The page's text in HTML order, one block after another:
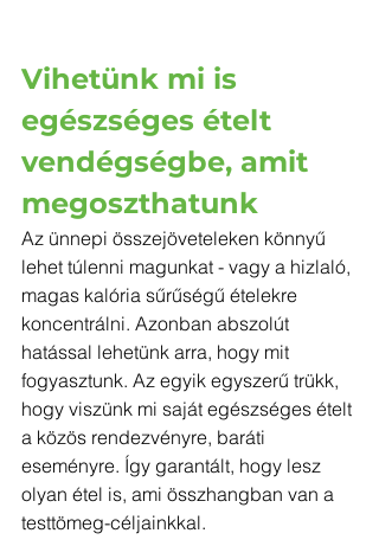
Vihetünk mi is
egészséges ételt
vendégségbe, amit
megoszthatunk
Az ünnepi összejöveteleken könnyű
lehet túlenni magunkat - vagy a hizlaló,
magas kalória sűrűségű ételekre
koncentrálni. Azonban abszolút
hatással lehetünk arra, hogy mit
fogyasztunk. Az egyik egyszerű trükk,
hogy viszünk mi saját egészséges ételt
a közös rendezvényre, baráti
eseményre. Így garantált, hogy lesz
olyan étel is, ami összhangban van a
testtömeg-céljainkkal.